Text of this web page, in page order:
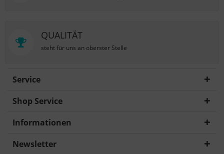
QUALITÄT
steht für uns an oberster Stelle
Service
Shop Service
Informationen
Newsletter